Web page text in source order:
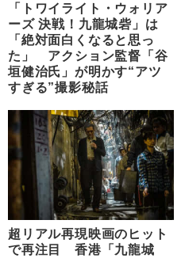
「トワイライト・ウォリア
ーズ 決戦！九龍城砦」は
「絶対面白くなると思っ
た」 アクション監督「谷
垣健治氏」が明かす“アツ
すぎる”撮影秘話
超リアル再現映画のヒット
で再注目 香港「九龍城